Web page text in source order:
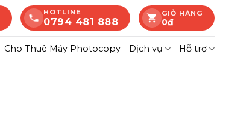
HOTLINE
0794 481 888
GIỎ HÀNG
0₫
Cho Thuê Máy Photocopy Dịch vụ Hỗ trợ